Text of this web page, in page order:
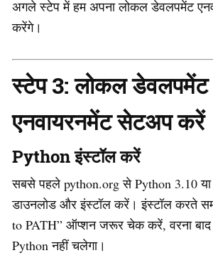
अगले स्टेप में हम अपना लोकल डेवलपमेंट
करेंगे।
स्टेप 3: लोकल डेवलपमेंट
एनवायरनमेंट सेटअप करें
Python इंस्टॉल करें
सबसे पहले python.org से Python 3.10
डाउनलोड और इंस्टॉल करें। इंस्टॉल करते
to PATH” ऑप्शन जरूर चेक करें, वरना
Python नहीं चलेगा।